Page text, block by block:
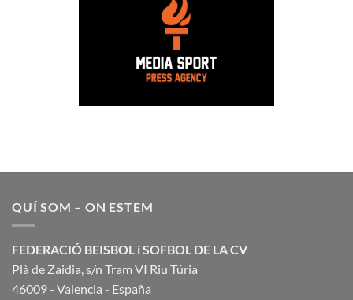
QUÍ SOM – ON ESTEM
FEDERACIÓ BEISBOL i SOFBOL DE LA CV
Plà de Zaidia, s/n Tram VI Riu Túria
46009 - Valencia - España